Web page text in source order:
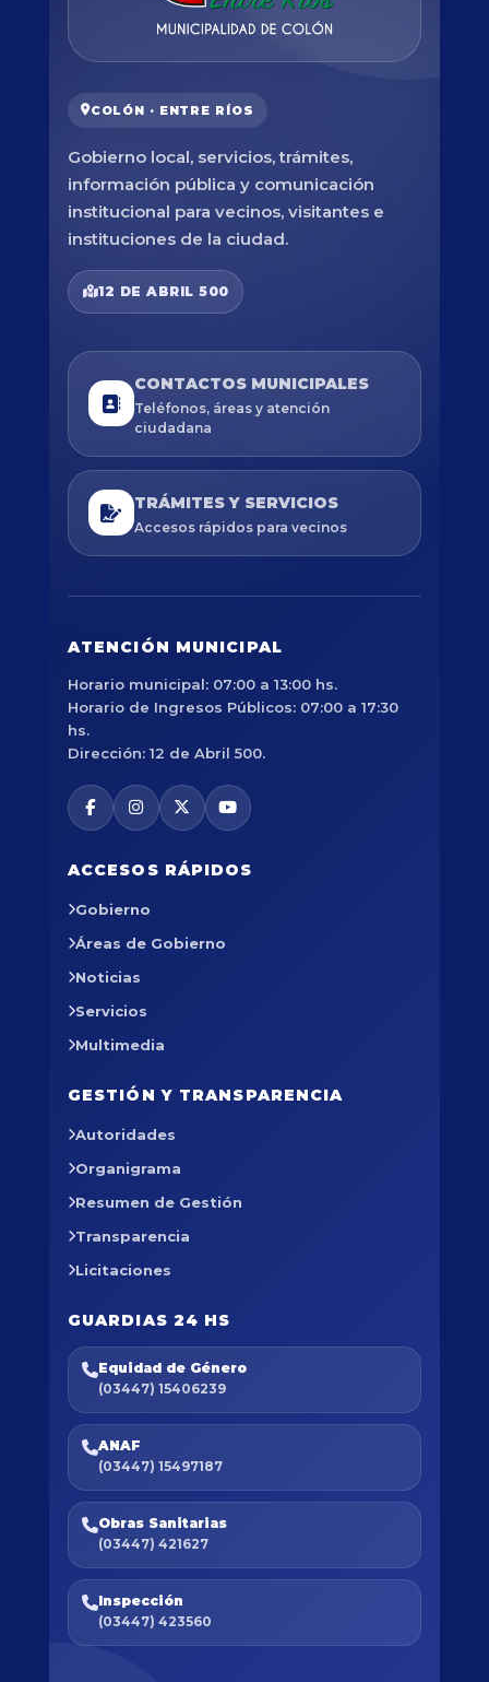
COLÓN · ENTRE RÍOS
Gobierno local, servicios, trámites,
información pública y comunicación
institucional para vecinos, visitantes e
instituciones de la ciudad.
12 DE ABRIL 500
CONTACTOS MUNICIPALES
Teléfonos, áreas y atención
ciudadana
TRÁMITES Y SERVICIOS
Accesos rápidos para vecinos
ATENCIÓN MUNICIPAL
Horario municipal: 07:00 a 13:00 hs.
Horario de Ingresos Públicos: 07:00 a 17:30
hs.
Dirección: 12 de Abril 500.
ACCESOS RÁPIDOS
Gobierno
Áreas de Gobierno
Noticias
Servicios
Multimedia
GESTIÓN Y TRANSPARENCIA
Autoridades
Organigrama
Resumen de Gestión
Transparencia
Licitaciones
GUARDIAS 24 HS
Equidad de Género
(03447) 15406239
ANAF
(03447) 15497187
Obras Sanitarias
(03447) 421627
Inspección
(03447) 423560